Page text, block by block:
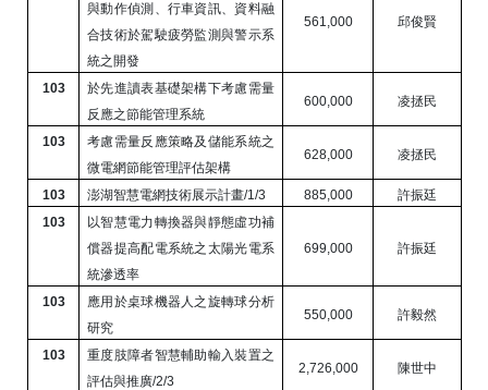
與動作偵測、行車資訊、資料融
合技術於駕駛疲勞監測與警示系
統之開發
561,000 邱俊賢
103
於先進讀表基礎架構下考慮需量
反應之節能管理系統
600,000 凌拯民
103
考慮需量反應策略及儲能系統之
微電網節能管理評估架構
628,000 凌拯民
103 澎湖智慧電網技術展示計畫/1/3 885,000
許振廷
103
以智慧電力轉換器與靜態虛功補
償器提高配電系統之太陽光電系
統滲透率
699,000 許振廷
103
應用於桌球機器人之旋轉球分析
研究
550,000 許毅然
103
重度肢障者智慧輔助輸入裝置之
評估與推廣/2/3
2,726,000 陳世中